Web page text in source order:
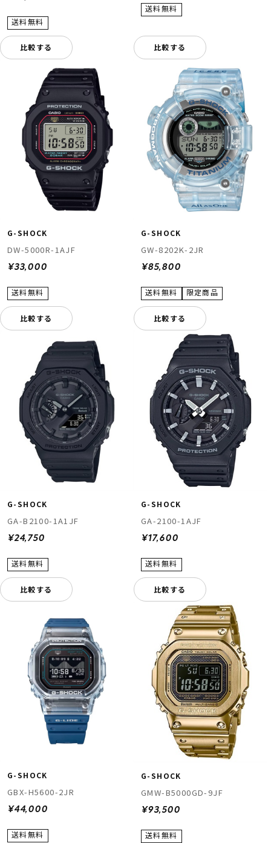
比較する 比較する
G-SHOCK
DW-5000R-1AJF
¥33,000
比較する
G-SHOCK
GW-8202K-2JR
¥85,800
比較する
G-SHOCK
GA-B2100-1A1JF
¥24,750
比較する
G-SHOCK
GA-2100-1AJF
¥17,600
比較する
G-SHOCK
GBX-H5600-2JR
¥44,000
G-SHOCK
GMW-B5000GD-9JF
¥93,500